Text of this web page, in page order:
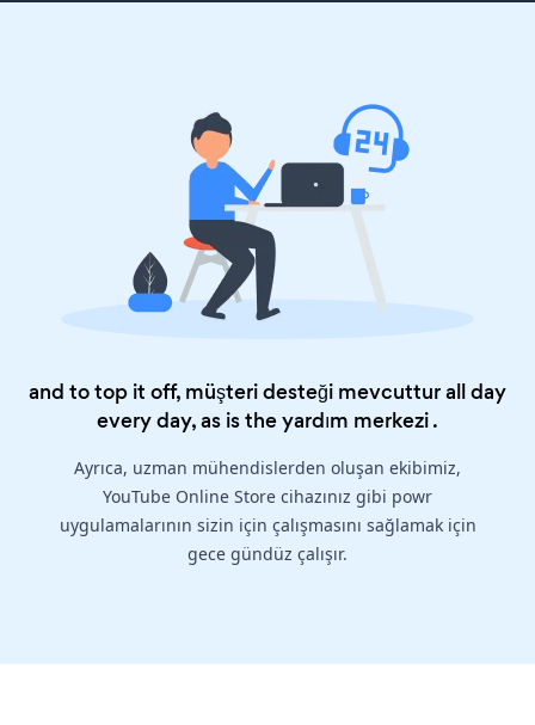
and to top it off, müşteri desteği mevcuttur all day
every day, as is theyardım merkezi.
Ayrıca, uzman mühendislerden oluşan ekibimiz,
YouTube Online Store cihazınız gibi powr
uygulamalarının sizin için çalışmasını sağlamak için
gece gündüz çalışır.